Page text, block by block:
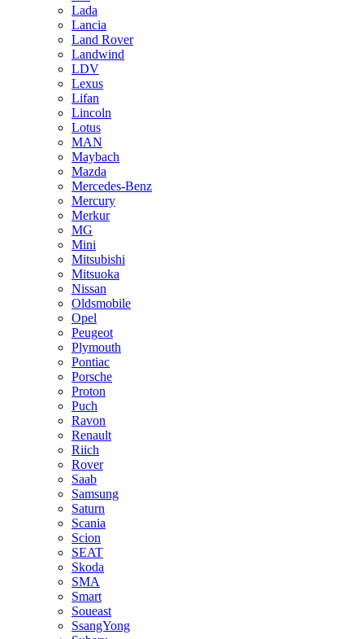
Lada
Lancia
Land Rover
Landwind
LDV
Lexus
Lifan
Lincoln
Lotus
MAN
Maybach
Mazda
Mercedes-Benz
Mercury
Merkur
MG
Mini
Mitsubishi
Mitsuoka
Nissan
Oldsmobile
Opel
Peugeot
Plymouth
Pontiac
Porsche
Proton
Puch
Ravon
Renault
Riich
Rover
Saab
Samsung
Saturn
Scania
Scion
SEAT
Skoda
SMA
Smart
Soueast
SsangYong